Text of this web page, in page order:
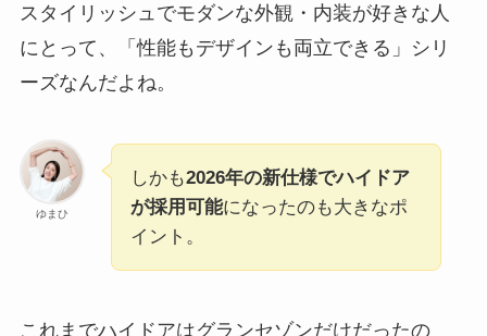
スタイリッシュでモダンな外観・内装が好きな人
にとって、「性能もデザインも両立できる」シリ
ーズなんだよね。
ゆまひ
しかも2026年の新仕様でハイドア
が採用可能になったのも大きなポ
イント。
これまでハイドアはグランセゾンだけだったの